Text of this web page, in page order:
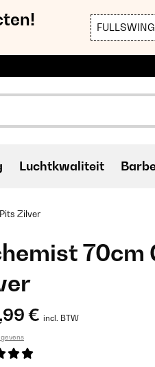
Luchtkwaliteit
Zilver
70cm
€ incl. BTW